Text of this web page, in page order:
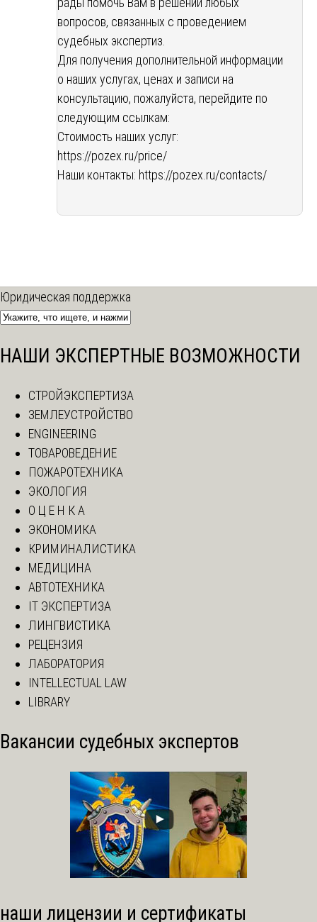
вопросов, связанных с проведением
судебных экспертиз.
Для получения дополнительной информации
о наших услугах, ценах и записи на
консультацию, пожалуйста, перейдите по
следующим ссылкам:
Стоимость наших услуг:
https://pozex.ru/price/
Наши контакты: https://pozex.ru/contacts/
Юридическая поддержка
НАШИ ЭКСПЕРТНЫЕ ВОЗМОЖНОСТИ
СТРОЙЭКСПЕРТИЗА
ЗЕМЛЕУСТРОЙСТВО
ENGINEERING
ТОВАРОВЕДЕНИЕ
ПОЖАРОТЕХНИКА
ЭКОЛОГИЯ
О Ц Е Н К А
ЭКОНОМИКА
КРИМИНАЛИСТИКА
МЕДИЦИНА
АВТОТЕХНИКА
IT ЭКСПЕРТИЗА
ЛИНГВИСТИКА
РЕЦЕНЗИЯ
ЛАБОРАТОРИЯ
INTELLECTUAL LAW
LIBRARY
Вакансии судебных экспертов
наши лицензии и сертификаты